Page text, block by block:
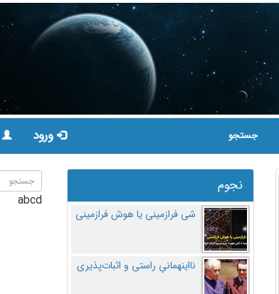
جستجو ورود
نجوم
شی فرازمینی یا هوش فرازمینی
نااینهمانیِ راستی و اثبات‌پذیری
abcd